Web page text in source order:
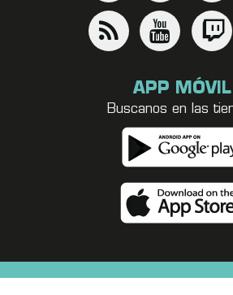
APP MÓVIL
Buscanos en las